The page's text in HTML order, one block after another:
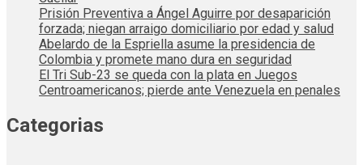
Prisión Preventiva a Ángel Aguirre por desaparición
forzada; niegan arraigo domiciliario por edad y salud
Abelardo de la Espriella asume la presidencia de
Colombia y promete mano dura en seguridad
El Tri Sub-23 se queda con la plata en Juegos
Centroamericanos; pierde ante Venezuela en penales
Categorias